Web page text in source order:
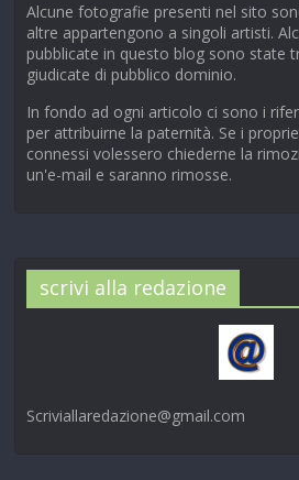
Alcune fotografie presenti nel sito
altre appartengono a singoli artisti.
pubblicate in questo blog sono state
giudicate di pubblico dominio.
In fondo ad ogni articolo ci sono i
per attribuirne la paternità. Se i
connessi volessero chiederne la
un'e-mail e saranno rimosse.
scrivi alla redazione
Scriviallaredazione@gmail.com